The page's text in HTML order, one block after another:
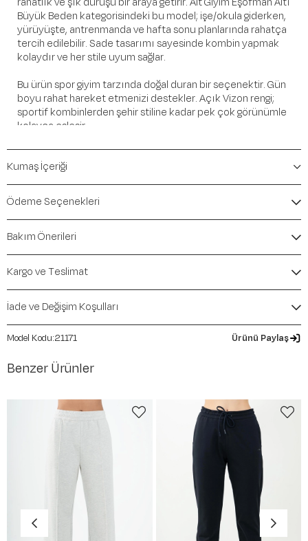
Büyük Beden kategorisindeki bu model; işe/okula giderken,
yürüyüşte, antrenmanda ve hafta sonu planlarında rahatça
tercih edilebilir. Sade tasarımı sayesinde kombin yapmak
kolaydır ve her stile uyum sağlar.
Bu ürün spor giyim tarzında doğal duran bir seçenektir. Gün
boyu rahat hareket etmenizi destekler. Açık Vizon rengi;
sportif kombinlerden şehir stiline kadar pek çok görünümle
kolayca eşleşir.
Öne Çıkan Detaylar
Marka:Maraton
Renk:Açık Vizon
Elastane
Kalıp / Form:Büyük Beden
Mevsim:İlkbahar-Yaz
Kumaş İçeriği
Ödeme Seçenekleri
Bakım Önerileri
Kargo ve Teslimat
İade ve Değişim Koşulları
21171 Ürünü Paylaş
Benzer Ürünler